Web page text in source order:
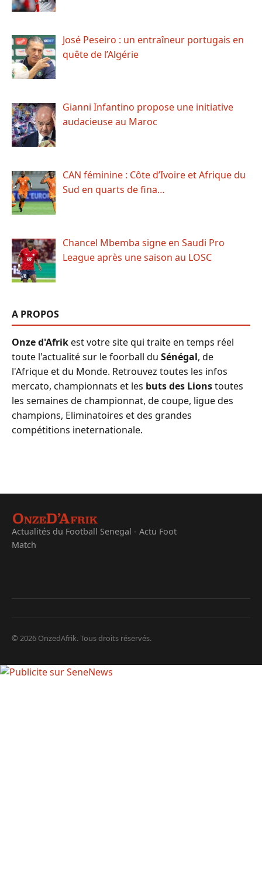
José Peseiro : un entraîneur portugais en
quête de l’Algérie
Gianni Infantino propose une initiative
audacieuse au Maroc
CAN féminine : Côte d’Ivoire et Afrique du
Sud en quarts de fina…
Chancel Mbemba signe en Saudi Pro
League après une saison au LOSC
A PROPOS
Onze d'Afrikest votre site qui traite en temps réel
toute l'actualité sur le foorball du Sénégal, de
l'Afrique et du Monde. Retrouvez toutes les infos
mercato, championnats et les buts des Lionstoutes
les semaines de championnat, de coupe, ligue des
champions, Eliminatoires et des grandes
compétitions ineternationale.
Actualités du Football Senegal - Actu Foot
Match
© 2026 OnzedAfrik. Tous droits réservés.